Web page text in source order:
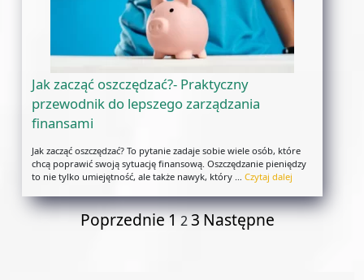
Jak zacząć oszczędzać?- Praktyczny
przewodnik do lepszego zarządzania
finansami
Jak zacząć oszczędzać? To pytanie zadaje sobie wiele osób, które
chcą poprawić swoją sytuację finansową. Oszczędzanie pieniędzy
to nie tylko umiejętność, ale także nawyk, który … Czytaj dalej
Poprzednie1 23Następne